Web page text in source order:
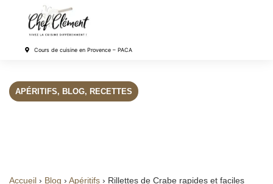
Cours de cuisine en Provence – PACA
APÉRITIFS, BLOG, RECETTES
Accueil › Blog › Apéritifs › Rillettes de Crabe rapides et faciles